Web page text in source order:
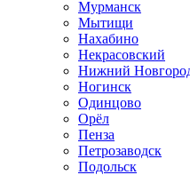
Мурманск
Мытищи
Нахабино
Некрасовский
Нижний
Ногинск
Одинцово
Орёл
Пенза
Петрозаводск
Подольск